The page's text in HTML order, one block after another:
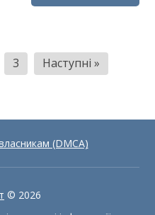
3 Наступні »
(DMCA)
© 2026